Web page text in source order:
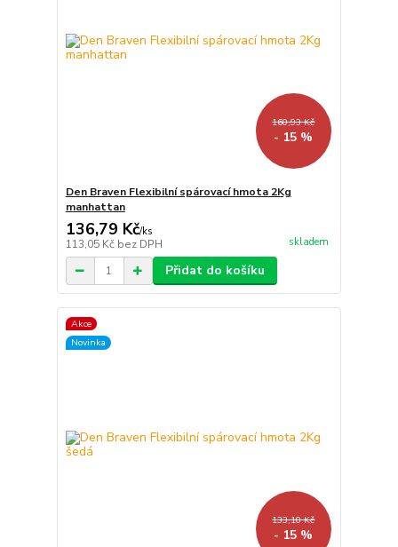
160,93 Kč
- 15 %
Den Braven Flexibilní spárovací hmota 2Kg
manhattan
136,79 Kč/ks
113,05 Kč bez DPH skladem
Přidat do košíku
Akce
Novinka
133,10 Kč
- 15 %